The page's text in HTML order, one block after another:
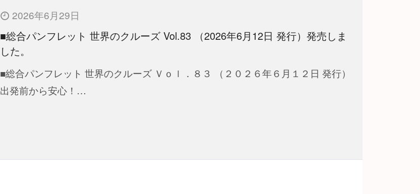
2026年6月29日
■総合パンフレット 世界のクルーズ Vol.83 （2026年6月12日 発行）発売しま
した。
■総合パンフレット 世界のクルーズ Ｖｏｌ．８３ （２０２６年６月１２日 発行）
出発前から安心！…